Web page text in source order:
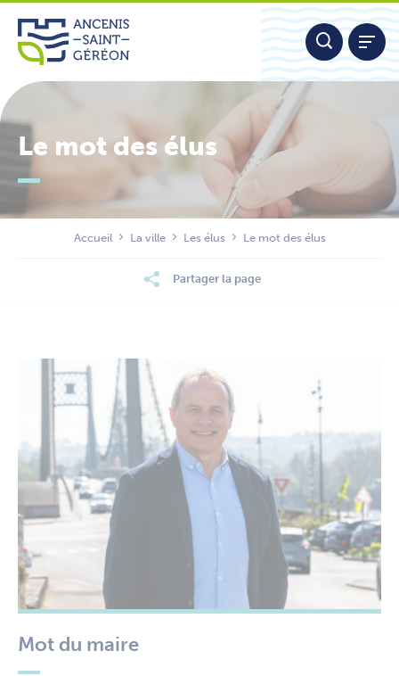
Aller
contenu
Nous contacter
Le mot des élus
Accueil La ville Les élus Le mot des élus
Partager la page
Mot du maire
Panneau de gestion des cookies